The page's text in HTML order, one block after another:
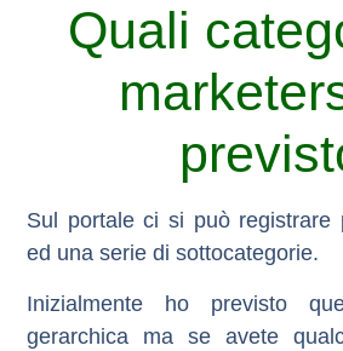
Quali
Sul portale ci si può registrare
ed una serie di sottocategorie.
Inizialmente ho previsto
gerarchica ma se avete